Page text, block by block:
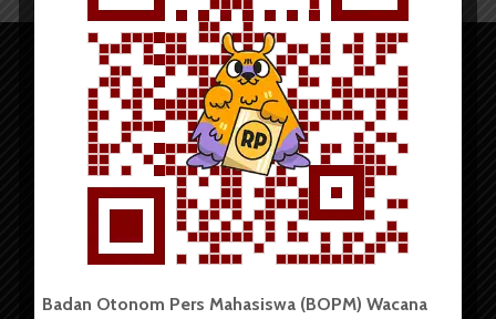
Copyright © 2023. All rights reserved BOPM WACANA.
Badan Otonom Pers Mahasiswa (BOPM) Wacana